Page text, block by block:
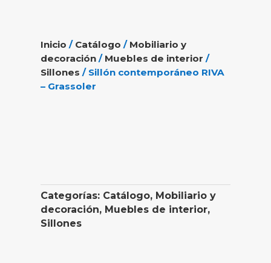
Inicio / Catálogo / Mobiliario y
decoración / Muebles de interior /
Sillones / Sillón contemporáneo RIVA
– Grassoler
Categorías: Catálogo, Mobiliario y
decoración, Muebles de interior,
Sillones